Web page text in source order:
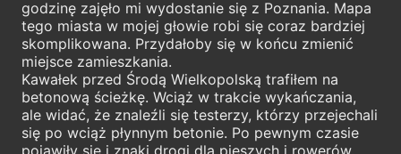
godzinę zajęło mi wydostanie się z Poznania. Mapa
tego miasta w mojej głowie robi się coraz bardziej
skomplikowana. Przydałoby się w końcu zmienić
miejsce zamieszkania.
Kawałek przed Środą Wielkopolską trafiłem na
betonową ścieżkę. Wciąż w trakcie wykańczania,
ale widać, że znaleźli się testerzy, którzy przejechali
się po wciąż płynnym betonie. Po pewnym czasie
pojawiły się i znaki drogi dla pieszych i rowerów.